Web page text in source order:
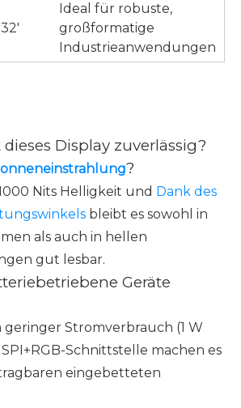
Ideal für robuste,
großformatige
Industrieanwendungen
Display zuverlässig?
?
Nits Helligkeit und Dank des
bleibt es sowohl in
als auch in hellen
gut lesbar.
Geräte
geringer Stromverbrauch (1 W
Schnittstelle machen es
eingebetteten